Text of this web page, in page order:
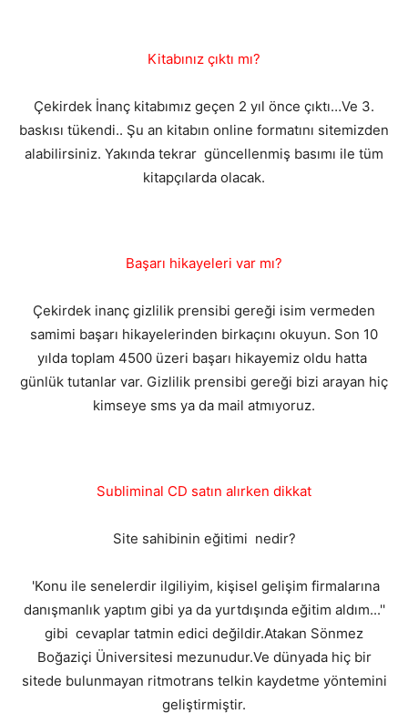
Kitabınız çıktı mı?
Çekirdek İnanç kitabımız geçen 2 yıl önce çıktı…Ve 3.
baskısı tükendi.. Şu an kitabın online formatını sitemizden
alabilirsiniz. Yakında tekrar güncellenmiş basımı ile tüm
kitapçılarda olacak.
Başarı hikayeleri var mı?
Çekirdek inanç gizlilik prensibi gereği isim vermeden
samimi başarı hikayelerinden birkaçını okuyun. Son 10
yılda toplam 4500 üzeri başarı hikayemiz oldu hatta
günlük tutanlar var. Gizlilik prensibi gereği bizi arayan hiç
kimseye sms ya da mail atmıyoruz.
Subliminal CD satın alırken dikkat
Site sahibinin eğitimi nedir?
'Konu ile senelerdir ilgiliyim, kişisel gelişim firmalarına
danışmanlık yaptım gibi ya da yurtdışında eğitim aldım...''
gibi cevaplar tatmin edici değildir.Atakan Sönmez
Boğaziçi Üniversitesi mezunudur.Ve dünyada hiç bir
sitede bulunmayan ritmotrans telkin kaydetme yöntemini
geliştirmiştir.